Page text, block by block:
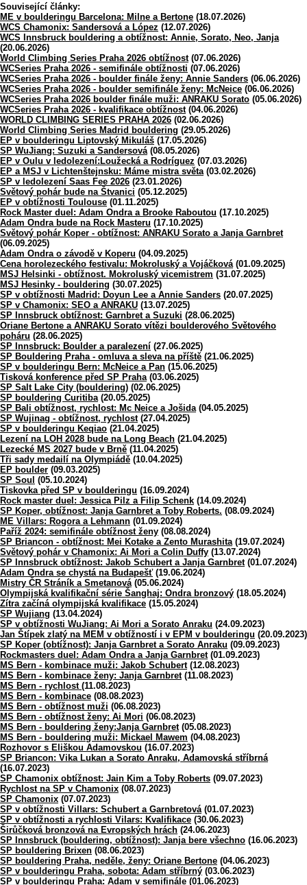
Související články:
ME v boulderingu Barcelona: Milne a Bertone (18.07.2026)
WCS Chamonix: Sandersová a López (12.07.2026)
WCS Innsbruck bouldering a obtížnost: Annie, Sorato, Neo, Janja
(20.06.2026)
World Climbing Series Praha 2026 obtížnost(07.06.2026)
WCSeries Praha 2026 - semifinále obtížnosti (07.06.2026)
WCSeries Praha 2026 - boulder finále ženy: Annie Sanders (06.06.2026)
WCSeries Praha 2026 - boulder semifinále ženy: McNeice (06.06.2026)
WCSeries Praha 2026 boulder finále muži: ANRAKU Sorato (05.06.2026)
WCSeries Praha 2026 - kvalifikace obtížnost(04.06.2026)
WORLD CLIMBING SERIES PRAHA 2026 (02.06.2026)
World Climbing Series Madrid bouldering (29.05.2026)
EP v boulderingu Liptovský Mikuláš (17.05.2026)
SP WuJiang: Suzuki a Sandersová (08.05.2026)
EP v Oulu v ledolezení:Loužecká a Rodríguez (07.03.2026)
EP a MSJ v Lichtenštejnsku: Máme mistra světa (03.02.2026)
SP v ledolezení Saas Fee 2026 (23.01.2026)
Světový pohár bude na Štvanici (05.12.2025)
EP v obtížnosti Toulouse (01.11.2025)
Rock Master duel: Adam Ondra a Brooke Raboutou (17.10.2025)
Adam Ondra bude na Rock Masteru (17.10.2025)
Světový pohár Koper - obtížnost: ANRAKU Sorato a Janja Garnbret
(06.09.2025)
Adam Ondra o závodě v Koperu (04.09.2025)
Cena horolezeckého festivalu: Mokroluský a Vojáčková (01.09.2025)
MSJ Helsinki - obtížnost. Mokroluský vicemistrem (31.07.2025)
MSJ Hesinky - bouldering (30.07.2025)
SP v obtížnosti Madrid: Doyun Lee a Annie Sanders (20.07.2025)
SP v Chamonix: SEO a ANRAKU (13.07.2025)
SP Innsbruck obtížnost: Garnbret a Suzuki (28.06.2025)
Oriane Bertone a ANRAKU Sorato vítězi boulderového Světového
poháru (28.06.2025)
SP Innsbruck: Boulder a paralezení (27.06.2025)
SP Bouldering Praha - omluva a sleva na příště (21.06.2025)
SP v boulderingu Bern: McNeice a Pan (15.06.2025)
Tisková konference před SP Praha (03.06.2025)
SP Salt Lake City (bouldering) (02.06.2025)
SP bouldering Curitiba (20.05.2025)
SP Bali obtížnost, rychlost: Mc Neice a Jošida (04.05.2025)
SP Wujinag - obtížnost, rychlost(27.04.2025)
SP v boulderingu Keqiao (21.04.2025)
Lezení na LOH 2028 bude na Long Beach (21.04.2025)
Lezecké MS 2027 bude v Brně (11.04.2025)
Tři sady medailí na Olympiádě (10.04.2025)
EP boulder (09.03.2025)
SP Soul (05.10.2024)
Tiskovka před SP v boulderingu (16.09.2024)
Rock master duel: Jessica Pilz a Filip Schenk (14.09.2024)
SP Koper, obtížnost: Janja Garnbret a Toby Roberts. (08.09.2024)
ME Villars: Rogora a Lehmann (01.09.2024)
Paříž 2024: semifinále obtížnost ženy (08.08.2024)
SP Briancon - obtížnost: Mei Kotake a Zento Murashita (19.07.2024)
Světový pohár v Chamonix: Ai Mori a Colin Duffy (13.07.2024)
SP Innsbruck obtížnost: Jakob Schubert a Janja Garnbret(01.07.2024)
Adam Ondra se chystá na Budapešť(19.06.2024)
Mistry ČR Stráník a Smetanová (05.06.2024)
Olympijská kvalifikační série Šanghaj: Ondra bronzový (18.05.2024)
Zítra začíná olympijská kvalifikace (15.05.2024)
SP Wujiang (13.04.2024)
SP v obtížnosti WuJiang: Ai Mori a Sorato Anraku (24.09.2023)
Jan Štípek zlatý na MEM v obtížností i v EPM v boulderingu (20.09.2023)
SP Koper (obtížnost): Janja Garnbret a Sorato Anraku (09.09.2023)
Rockmasters duel: Adam Ondra a Janja Garnbret(01.09.2023)
MS Bern - kombinace muži: Jakob Schubert(12.08.2023)
MS Bern - kombinace ženy: Janja Garnbret(11.08.2023)
MS Bern - rychlost (11.08.2023)
MS Bern - kombinace (08.08.2023)
MS Bern - obtížnost muži (06.08.2023)
MS Bern - obtížnost ženy: Ai Mori (06.08.2023)
MS Bern - bouldering ženy:Janja Garnbret(05.08.2023)
MS Bern - bouldering muži: Mickael Mawem (04.08.2023)
Rozhovor s Eliškou Adamovskou (16.07.2023)
SP Briancon: Vika Lukan a Sorato Anraku, Adamovská stříbrná
(16.07.2023)
SP Chamonix obtížnost: Jain Kim a Toby Roberts (09.07.2023)
Rychlost na SP v Chamonix (08.07.2023)
SP Chamonix (07.07.2023)
SP v obtížnosti Villars: Schubert a Garnbretová (01.07.2023)
SP v obtížnosti a rychlosti Vilars: Kvalifikace (30.06.2023)
Širůčková bronzová na Evropských hrách (24.06.2023)
SP Innsbruck (bouldering, obtížnost): Janja bere všechno (16.06.2023)
SP bouldering Brixen (08.06.2023)
SP bouldering Praha, neděle, ženy: Oriane Bertone (04.06.2023)
SP v boulderingu Praha, sobota: Adam stříbrný (03.06.2023)
SP v boulderingu Praha: Adam v semifinále (01.06.2023)